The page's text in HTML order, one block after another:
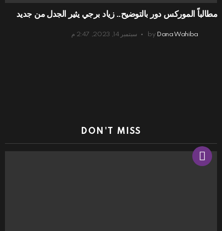
مطالباً الموركس دور بالتوضيح.. زياد برجي يثير الجدل من جديد
by Dana Wahiba سبتمبر 14, 2023, 2:47 م
DON'T MISS